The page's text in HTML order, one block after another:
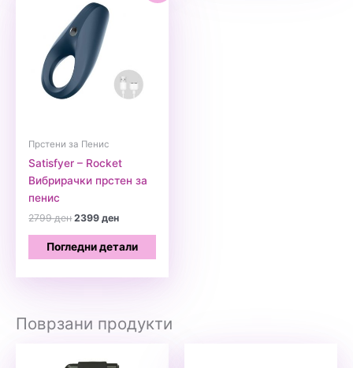
Прстени за Пенис
Satisfyer – Rocket
Вибрирачки прстен за
пенис
2799денOriginal
was:
2799 ден.
2399денCurrent
is:
Погледни детали
Поврзани продукти